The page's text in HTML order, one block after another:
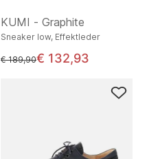
KUMI - Graphite
Sneaker low, Effektleder
statt
€ 189,90€ 132,93